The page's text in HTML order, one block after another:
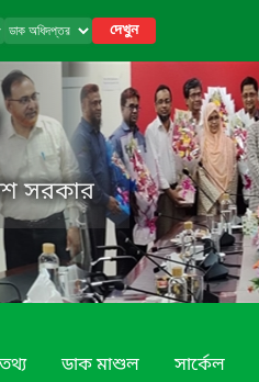
দেখুন
সরকার
ডাক মাশুল সার্কেল